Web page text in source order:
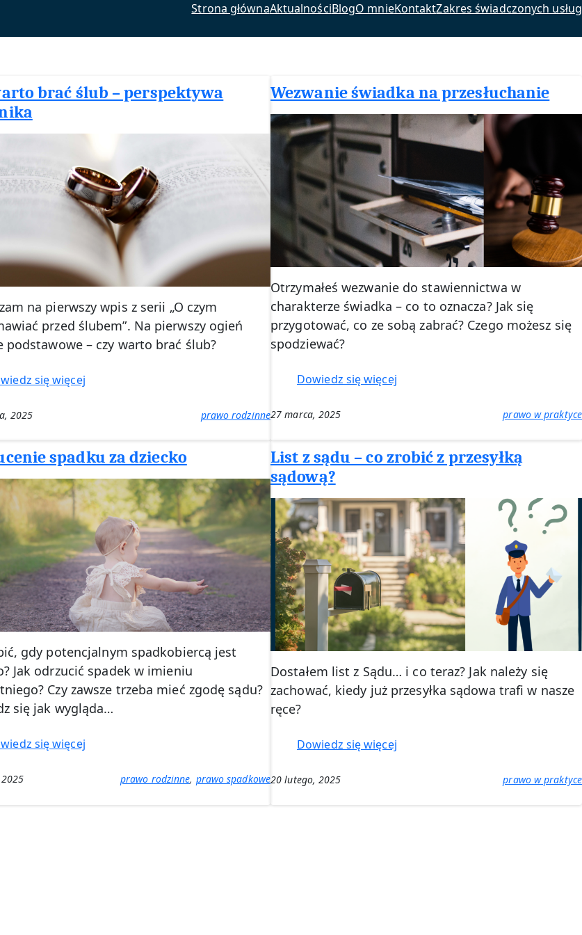
Strona głównaAktualnościBlogO mnieKontaktZakres świadczonych usług
brać ślub – perspektywa
na pierwszy wpis z serii „O czym
przed ślubem”. Na pierwszy ogień
podstawowe – czy warto brać ślub?
się więcej:
ślub
–
perspektywa
prawnika
2025 prawo rodzinne
Wezwanie świadka na przesłuchanie
Otrzymałeś wezwanie do stawiennictwa w
charakterze świadka – co to oznacza? Jak się
przygotować, co ze sobą zabrać? Czego możesz się
spodziewać?
Dowiedz się więcej:
przesłuchanie
27 marca, 2025 prawo w praktyce
spadku za dziecko
gdy potencjalnym spadkobiercą jest
Jak odrzucić spadek w imieniu
Czy zawsze trzeba mieć zgodę sądu?
się jak wygląda…
się więcej:
spadku
dziecko
prawo rodzinne, prawo spadkowe
List z sądu – co zrobić z przesyłką
sądową?
Dostałem list z Sądu… i co teraz? Jak należy się
zachować, kiedy już przesyłka sądowa trafi w nasze
ręce?
Dowiedz się więcej:
–
20 lutego, 2025 prawo w praktyce